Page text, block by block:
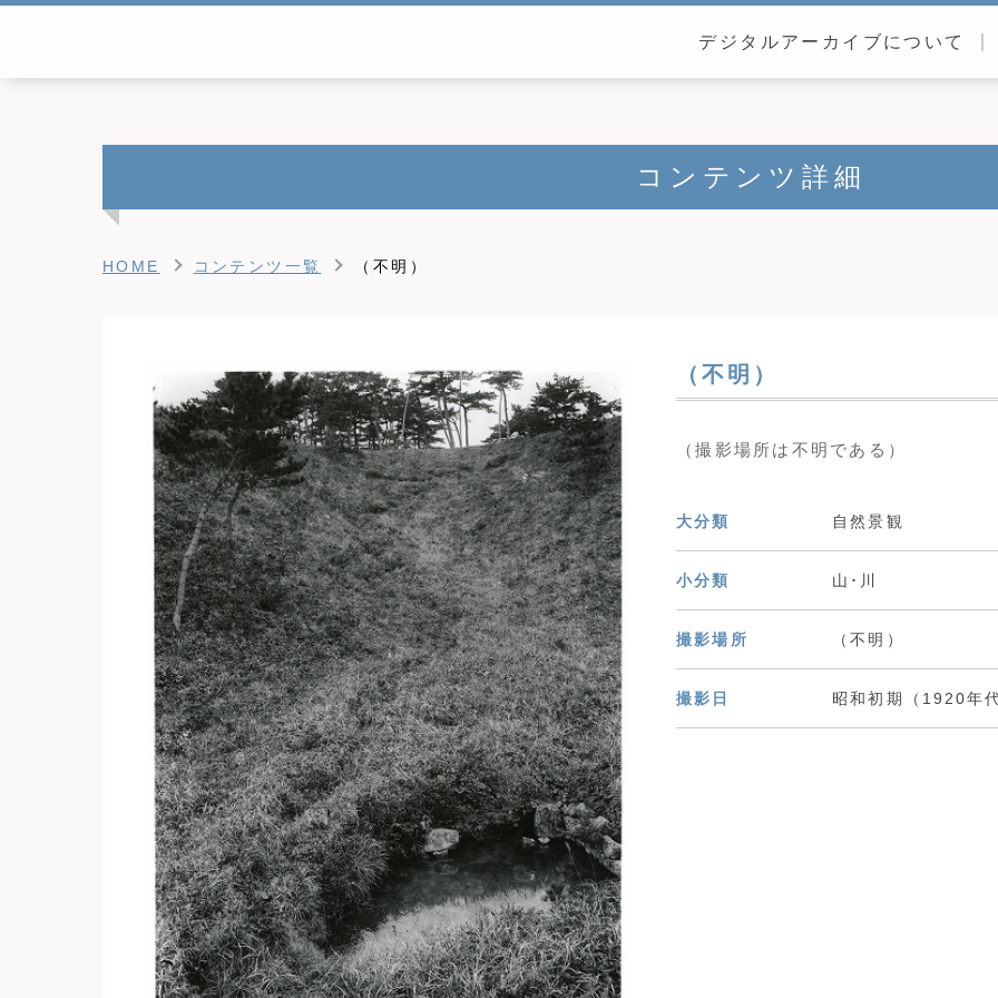
デジタルアーカイブについて
コンテンツ詳細
HOME コンテンツ一覧 （不明）
（不明）
（撮影場所は不明である）
大分類 自然景観
小分類 山･川
撮影場所 （不明）
撮影日 昭和初期（1920年